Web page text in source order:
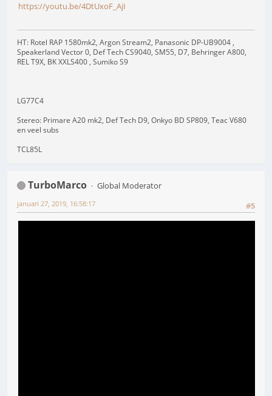
https://youtu.be/4DtUxoF_AjI
HT: Rotel RAP 1580mk2, Argon Stream2, Panasonic DP-UB9004 ,
Speakerland Vector 0, Def Tech CS9040, SM55, D7, Behringer A800,
REL T9X, BK XXLS400 , Sumiko S9
LG77C4
Stereo: Primare A20 mk2, Def Tech D9, Onkyo BD SP809, Teac V680
en veel subs
TCL85L
TurboMarco
Global Moderator
#5
januari 27, 2019, 16:58:17